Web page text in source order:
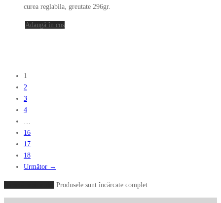
561.00 lei.
curea reglabila, greutate 296gr.
Adaugă în coș
1
2
3
4
…
16
17
18
Următor →
Produsele sunt încărcate complet